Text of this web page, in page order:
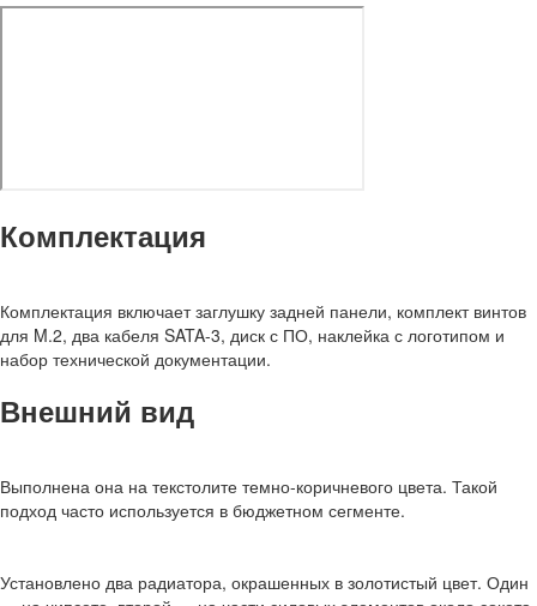
Комплектация
Комплектация включает заглушку задней панели, комплект винтов
для M.2, два кабеля SATA-3, диск с ПО, наклейка с логотипом и
набор технической документации.
Внешний вид
Выполнена она на текстолите темно-коричневого цвета. Такой
подход часто используется в бюджетном сегменте.
Установлено два радиатора, окрашенных в золотистый цвет. Один